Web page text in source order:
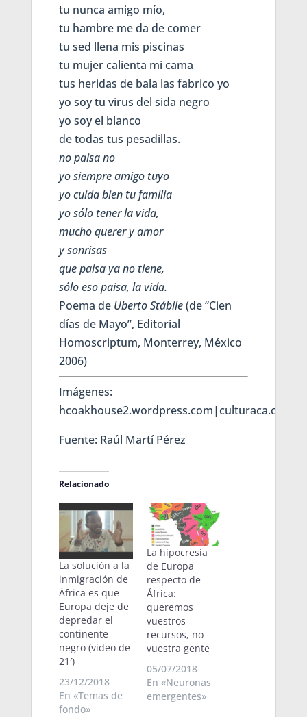
tu nunca amigo mío,
tu hambre me da de comer
tu sed llena mis piscinas
tu mujer calienta mi cama
tus heridas de bala las fabrico yo
yo soy tu virus del sida negro
yo soy el blanco
de todas tus pesadillas.
no paisa no
yo siempre amigo tuyo
yo cuida bien tu familia
yo sólo tener la vida,
mucho querer y amor
y sonrisas
que paisa ya no tiene,
sólo eso paisa, la vida.
Poema deUberto Stábile(de “Cien
días de Mayo”, Editorial
Homoscriptum, Monterrey, México
2006)
Imágenes:
Fuente: Raúl Martí Pérez
Relacionado
La solución a la
inmigración de
África es que
Europa deje de
depredar el
continente
negro (video de
21′)
23/12/2018
En «Temas de
fondo»
La hipocresía
de Europa
respecto de
África:
queremos
vuestros
recursos, no
vuestra gente
05/07/2018
En «Neuronas
emergentes»